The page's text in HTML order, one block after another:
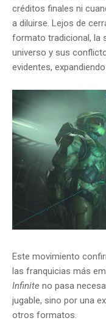
créditos finales ni
a diluirse. Lejos de
formato tradicional, la
universo y sus
evidentes,
Este movimiento
las franquicias más
Infinite no pasa
jugable, sino por una
otros formatos.